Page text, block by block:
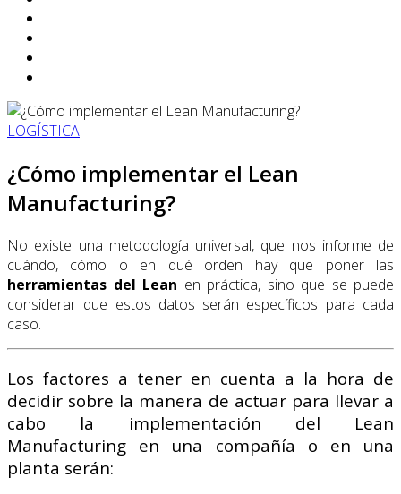
LOGÍSTICA
¿Cómo implementar el Lean
Manufacturing?
No existe una metodología universal, que nos informe de
cuándo, cómo o en qué orden hay que poner las
herramientas del Lean en práctica, sino que se puede
considerar que estos datos serán específicos para cada
caso.
Los factores a tener en cuenta a la hora de
decidir sobre la manera de actuar para llevar a
cabo la implementación del Lean
Manufacturing en una compañía o en una
planta serán: